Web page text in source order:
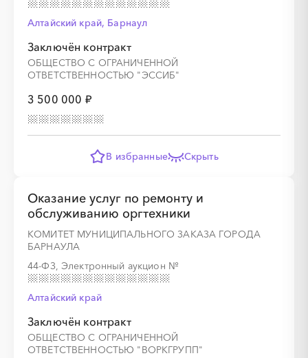
Алтайский край, Барнаул
Заключён контракт
ОБЩЕСТВО С ОГРАНИЧЕННОЙ
ОТВЕТСТВЕННОСТЬЮ "ЭССИБ"
3 500 000 ₽
В избранные Скрыть
Оказание услуг по ремонту и
обслуживанию оргтехники
КОМИТЕТ МУНИЦИПАЛЬНОГО ЗАКАЗА ГОРОДА
БАРНАУЛА
44-ФЗ, Электронный аукцион №
Алтайский край
Заключён контракт
ОБЩЕСТВО С ОГРАНИЧЕННОЙ
ОТВЕТСТВЕННОСТЬЮ "ВОРКГРУПП"